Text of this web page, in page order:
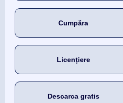
Cumpăra
Licențiere
Descarca gratis